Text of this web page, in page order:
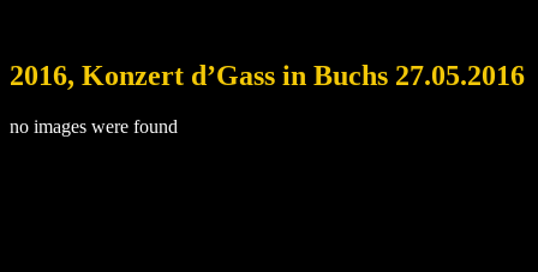
2016, Konzert d’Gass in Buchs 27.05.2016
no images were found